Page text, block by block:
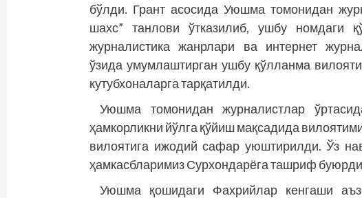
бўлди. Грант асосида Уюшма томонидан
шахс” танлови ўтказилиб, ушбу номдаги
журналистика жанрлари ва интернет
ўзида умумлаштирган ушбу қўлланма
кутубхоналарга тарқатилди.
Уюшма томонидан журналистлар
ҳамкорликни йўлга қўйиш мақсадида
вилоятига ижодий сафар уюштирилди. Ўз
ҳамкасбларимиз Сурхондарёга ташриф
Уюшма қошидаги Фахрийлар кенгаши